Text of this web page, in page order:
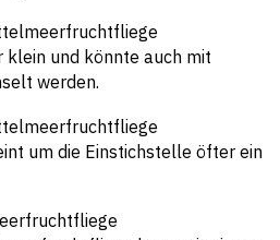
klein und könnte auch mit
werden.
um die Einstichstelle öfter ein